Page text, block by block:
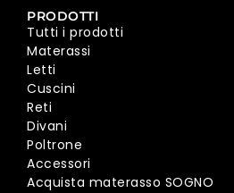
PRODOTTI
Tutti i prodotti
Materassi
Letti
Cuscini
Reti
Divani
Poltrone
Accessori
Acquista materasso SOGNO